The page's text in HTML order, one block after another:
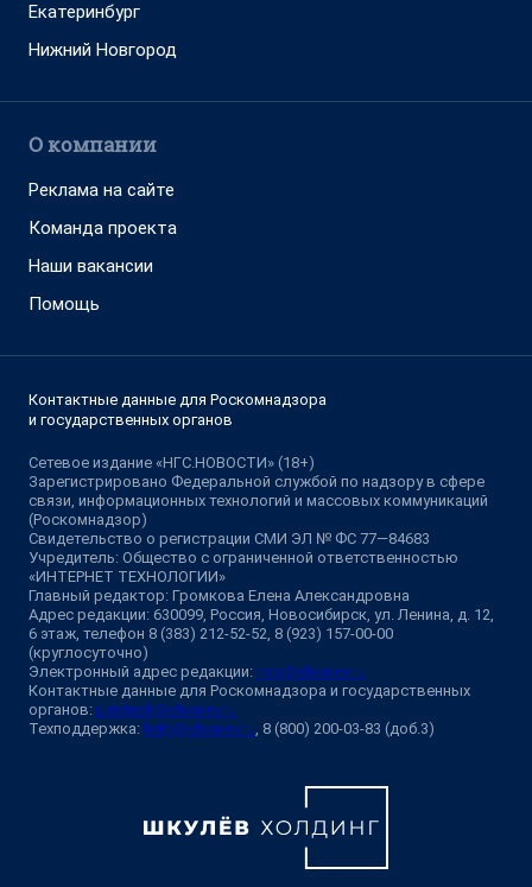
Екатеринбург
Нижний Новгород
О компании
Реклама на сайте
Команда проекта
Наши вакансии
Помощь
Контактные данные для Роскомнадзора
и государственных органов
Сетевое издание «НГС.НОВОСТИ» (18+)
Зарегистрировано Федеральной службой по надзору в сфере
связи, информационных технологий и массовых коммуникаций
(Роскомнадзор)
Свидетельство о регистрации СМИ ЭЛ № ФС 77—84683
Учредитель: Общество с ограниченной ответственностью
«ИНТЕРНЕТ ТЕХНОЛОГИИ»
Главный редактор: Громкова Елена Александровна
Адрес редакции: 630099, Россия, Новосибирск, ул. Ленина, д. 12,
6 этаж, телефон 8 (383) 212-52-52, 8 (923) 157-00-00
(круглосуточно)
Электронный адрес редакции: ngs@shkulev.ru
Контактные данные для Роскомнадзора и государственных
органов: juristnsk@shkulev.ru
Техподдержка: help@shkulev.ru, 8 (800) 200-03-83 (доб.3)